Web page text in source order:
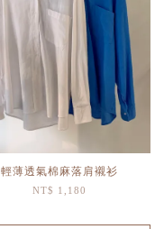
輕薄透氣棉麻落肩襯衫
NT$ 1,180